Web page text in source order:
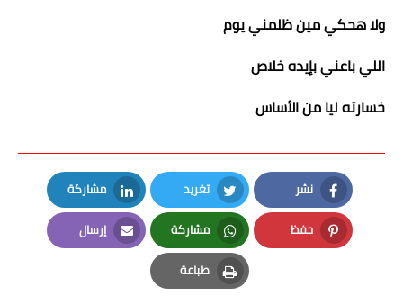
ولا هحكي مين ظلمني يوم
اللي باعني بإيده خلاص
خسارته ليا من الأساس
نشر
Facebook
تغريد
Twitter
مشاركة
LinkedIn
حفظ
Pinterest
مشاركة
Whatsapp
إرسال
Email
طباعة
Print